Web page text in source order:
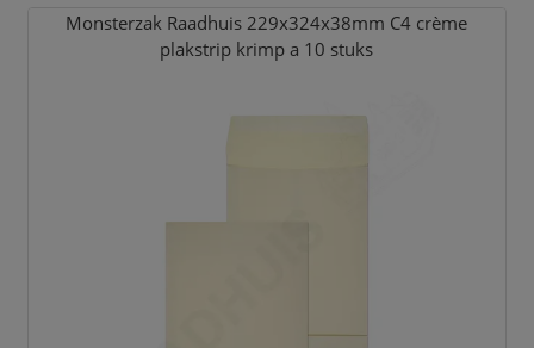
Monsterzak Raadhuis 229x324x38mm C4 crème
plakstrip krimp a 10 stuks